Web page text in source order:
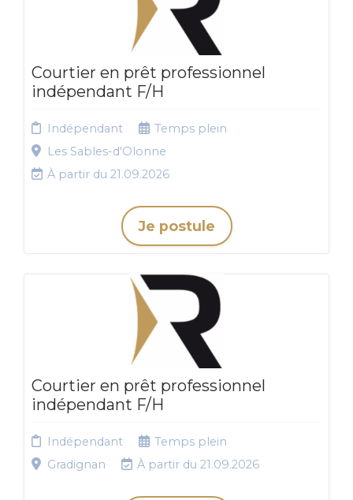
Courtier en prêt professionnel
indépendant F/H
Indépendant
Temps plein
Les Sables-d'Olonne
À partir du 21.09.2026
Je postule
Courtier en prêt professionnel
indépendant F/H
Indépendant
Temps plein
Gradignan
À partir du 21.09.2026